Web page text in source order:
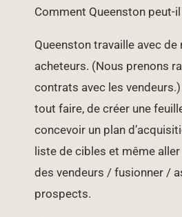
Comment Queenston peut-
Queenston travaille avec de
acheteurs. (Nous prenons
contrats avec les
tout faire, de créer une
concevoir un plan
liste de cibles et même
des vendeurs / fusionner /
prospects.